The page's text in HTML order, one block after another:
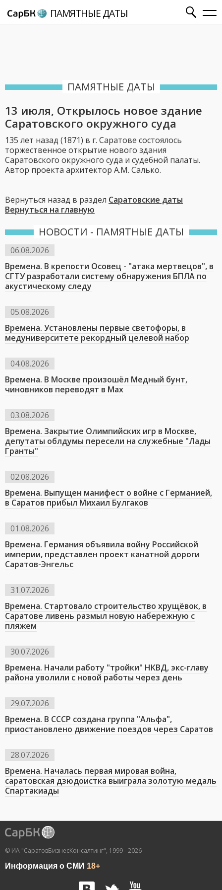
ПАМЯТНЫЕ ДАТЫ
ПАМЯТНЫЕ ДАТЫ
13 июля, Открылось новое здание
Саратовского окружного суда
135 лет назад (1871) в г. Саратове состоялось
торжественное открытие нового здания
Саратовского окружного суда и судебной палаты.
Автор проекта архитектор А.М. Салько.
Вернуться назад в раздел Саратовские даты
Вернуться на главную
НОВОСТИ - ПАМЯТНЫЕ ДАТЫ
06.08.2026
Времена. В крепости Осовец - "атака мертвецов", в
СГТУ разработали систему обнаружения БПЛА по
акустическому следу
05.08.2026
Времена. Установлены первые светофоры, в
медуниверситете рекордный целевой набор
04.08.2026
Времена. В Москве произошёл Медный бунт,
чиновников переводят в Мах
03.08.2026
Времена. Закрытие Олимпийских игр в Москве,
депутаты облдумы пересели на служебные "Лады
Гранты"
02.08.2026
Времена. Выпущен манифест о войне с Германией,
в Саратов прибыл Михаил Булгаков
01.08.2026
Времена. Германия объявила войну Российской
империи, представлен проект канатной дороги
Саратов-Энгельс
31.07.2026
Времена. Стартовало строительство хрущёвок, в
Саратове ливень размыл новую набережную с
пляжем
30.07.2026
Времена. Начали работу "тройки" НКВД, экс-главу
района уволили с новой работы через день
29.07.2026
Времена. В СССР создана группа "Альфа",
приостановлено движение поездов через Саратов
28.07.2026
Времена. Началась первая мировая война,
саратовская дзюдоистка выиграла золотую медаль
Спартакиады
© ИА "СаратовБизнесКонсалтинг", 1999 - 2026
Информация о СМИ 18+